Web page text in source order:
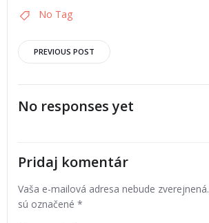
No Tag
PREVIOUS POST
No responses yet
Pridaj komentár
Vaša e-mailová adresa nebude zverejnená.
sú označené *